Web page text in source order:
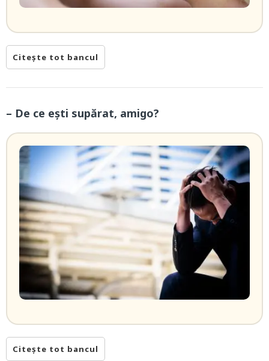
Citește tot bancul
– De ce ești supărat, amigo?
Citește tot bancul